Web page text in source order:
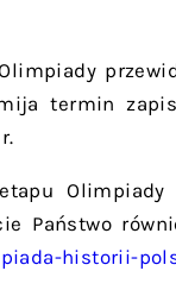
termin
Państwo
historii-